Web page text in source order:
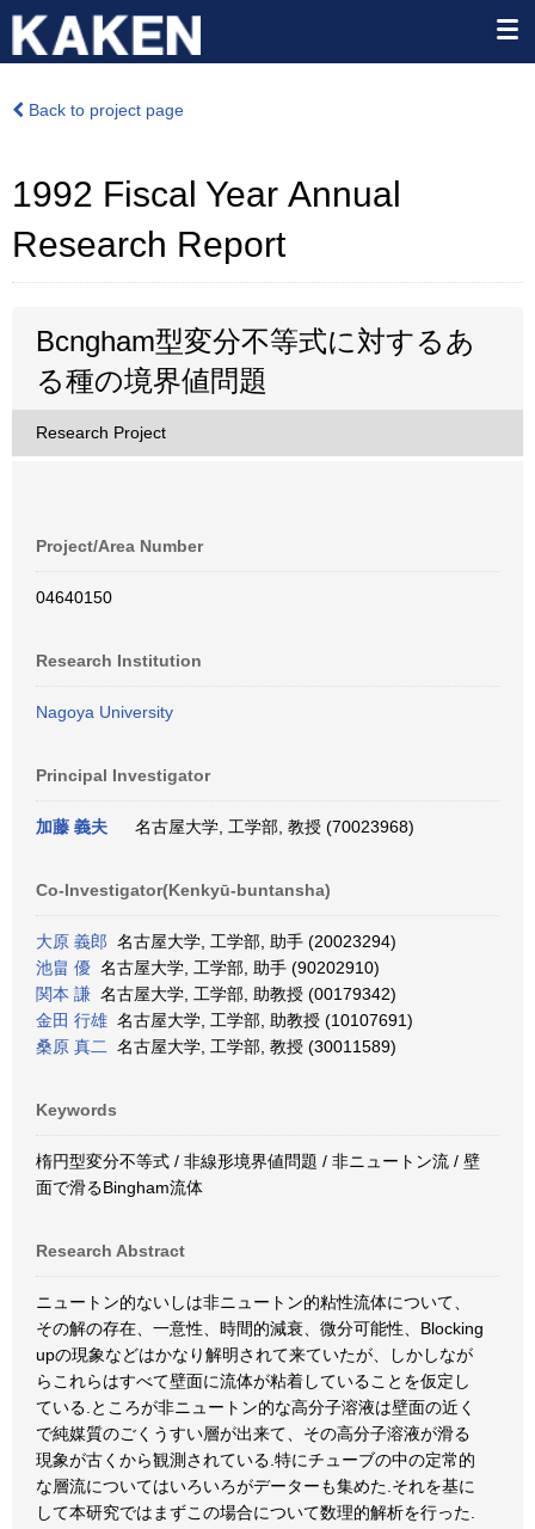
Back to project page
1992 Fiscal Year Annual
Research Report
Bcngham型変分不等式に対するあ
る種の境界値問題
Research Project
Project/Area Number
04640150
Research Institution
Nagoya University
Principal Investigator
加藤 義夫 名古屋大学, 工学部, 教授 (70023968)
Co-Investigator(Kenkyū-buntansha)
大原 義郎 名古屋大学, 工学部, 助手 (20023294)
池畠 優 名古屋大学, 工学部, 助手 (90202910)
関本 謙 名古屋大学, 工学部, 助教授 (00179342)
金田 行雄 名古屋大学, 工学部, 助教授 (10107691)
桑原 真二
名古屋大学, 工学部, 教授 (30011589)
Keywords
楕円型変分不等式 / 非線形境界値問題 / 非ニュートン流 / 壁
面で滑るBingham流体
Research Abstract
ニュートン的ないしは非ニュートン的粘性流体について、
その解の存在、一意性、時間的減衰、微分可能性、Blocking
upの現象などはかなり解明されて来ていたが、しかしなが
らこれらはすべて壁面に流体が粘着していることを仮定し
ている.ところが非ニュートン的な高分子溶液は壁面の近く
で純媒質のごくうすい層が出来て、その高分子溶液が滑る
現象が古くから観測されている.特にチューブの中の定常的
な層流についてはいろいろがデーターも集めた.それを基に
して本研究ではまずこの場合について数理的解析を行った.